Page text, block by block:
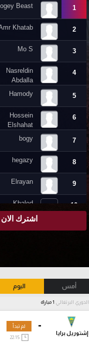
أمس اليوم
الدوري البرتغالي
-
إشتوريل برايا
لم تبدأ
22:15